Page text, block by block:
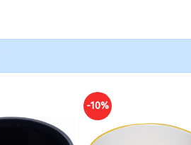
-10%